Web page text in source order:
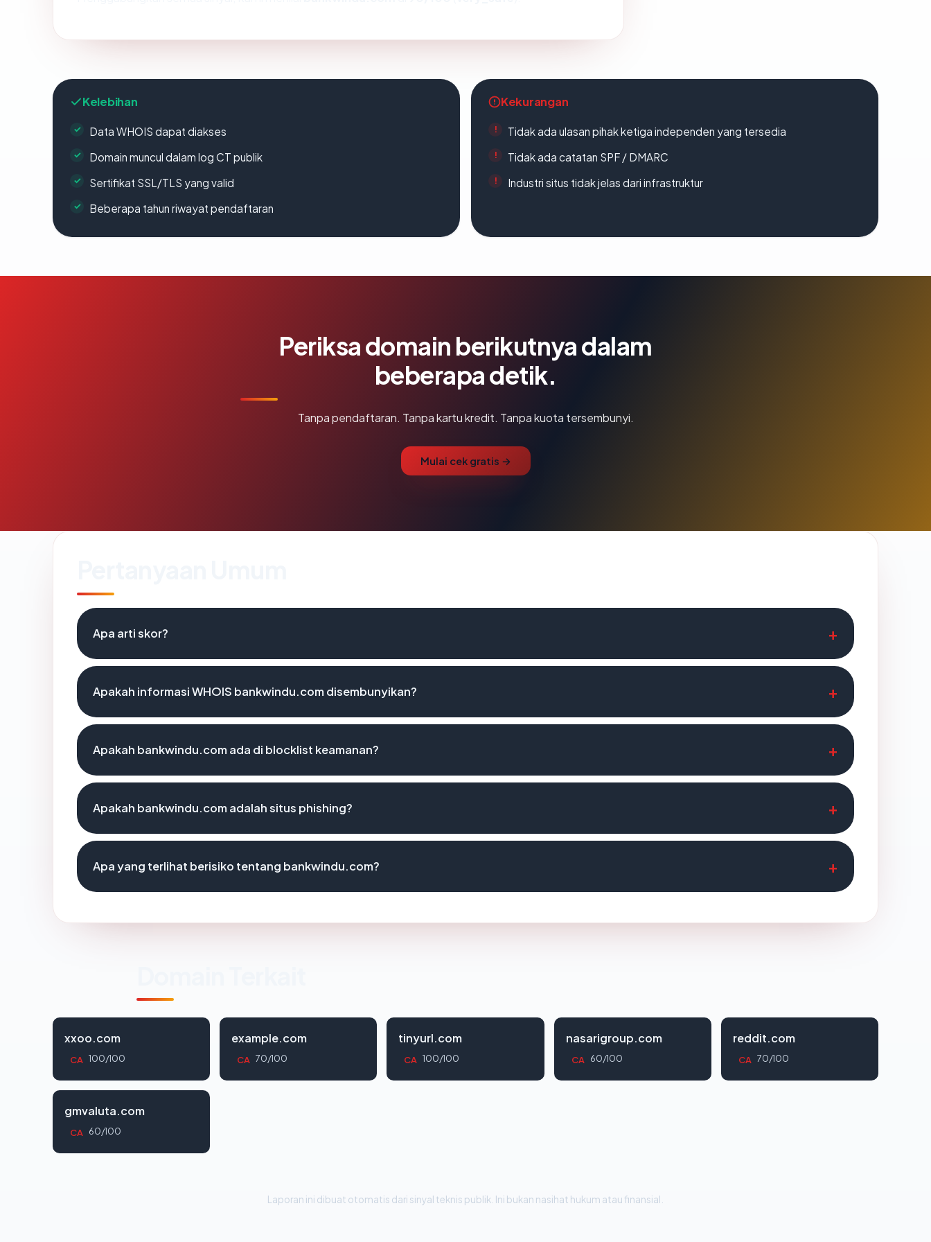
Kelebihan
Data WHOIS dapat diakses
Domain muncul dalam log CT publik
Sertifikat SSL/TLS yang valid
Beberapa tahun riwayat pendaftaran
Kekurangan
Tidak ada ulasan pihak ketiga independen yang tersedia
Tidak ada catatan SPF / DMARC
Industri situs tidak jelas dari infrastruktur
Periksa domain berikutnya dalam
beberapa detik.
Tanpa pendaftaran. Tanpa kartu kredit. Tanpa kuota tersembunyi.
Mulai cek gratis →
Apa arti skor?
Apakah informasi WHOIS bankwindu.com disembunyikan?
Apakah bankwindu.com ada di blocklist keamanan?
Apakah bankwindu.com adalah situs phishing?
Apa yang terlihat berisiko tentang bankwindu.com?
xxoo.com
CA 100/100
example.com
CA 70/100
tinyurl.com
CA 100/100
nasarigroup.com
CA 60/100
reddit.com
CA 70/100
gmvaluta.com
CA 60/100
Laporan ini dibuat otomatis dari sinyal teknis publik. Ini bukan nasihat hukum atau finansial.